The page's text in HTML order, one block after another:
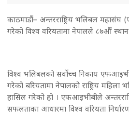
काठमाडाैं– अन्तरराष्ट्रिय भलिबल
गरेको विश्व वरियतामा नेपालले ८७औँ
विश्व भलिबलको सर्वोच्च निकाय
गरेको बरियतामा नेपालको राष्ट्रिय
हासिल गरेको हो । एफआइभीबीले
सफलताका आधारमा विश्व वरियता